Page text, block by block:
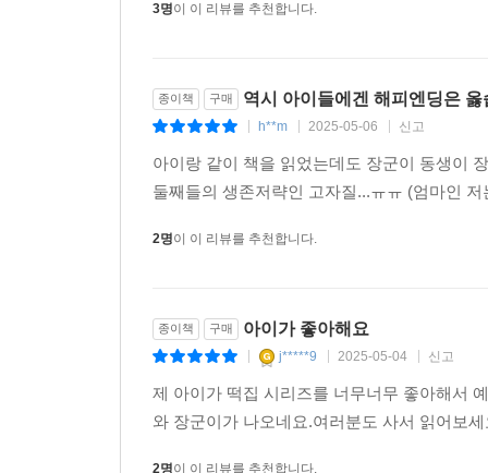
3명이 이 리뷰를 추천합니다.
종이책 구매 역시 아이들에겐 해피엔딩은
h**m 2025-05-06 신고
아이랑 같이 책을 읽었는데도 장군이 동생이
둘째들의 생존저략인 고자질...ㅠㅠ (엄마인
2명이 이 리뷰를 추천합니다.
종이책 구매 아이가 좋아해요
j*****9 2025-05-04 신고
제 아이가 떡집 시리즈를 너무너무 좋아해서
와 장군이가 나오네요.여러분도 사서 읽어보
2명이 이 리뷰를 추천합니다.